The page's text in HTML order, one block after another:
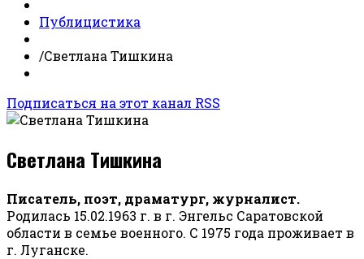
Публицистика
/Светлана Тишкина
Подписаться на этот канал RSS
Светлана Тишкина
Писатель, поэт, драматург, журналист.
Родилась 15.02.1963 г. в г. Энгельс Саратовской
области в семье военного. С 1975 года проживает в
г. Луганске.